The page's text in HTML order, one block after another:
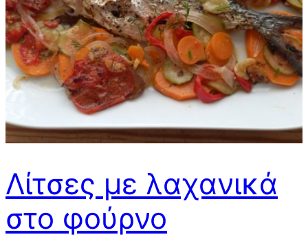
Λίτσες με λαχανικά
στο φούρνο